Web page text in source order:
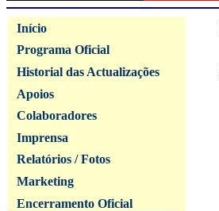
Início
Programa Oficial
Historial das Actualizações
Apoios
Colaboradores
Imprensa
Relatórios / Fotos
Marketing
Encerramento Oficial